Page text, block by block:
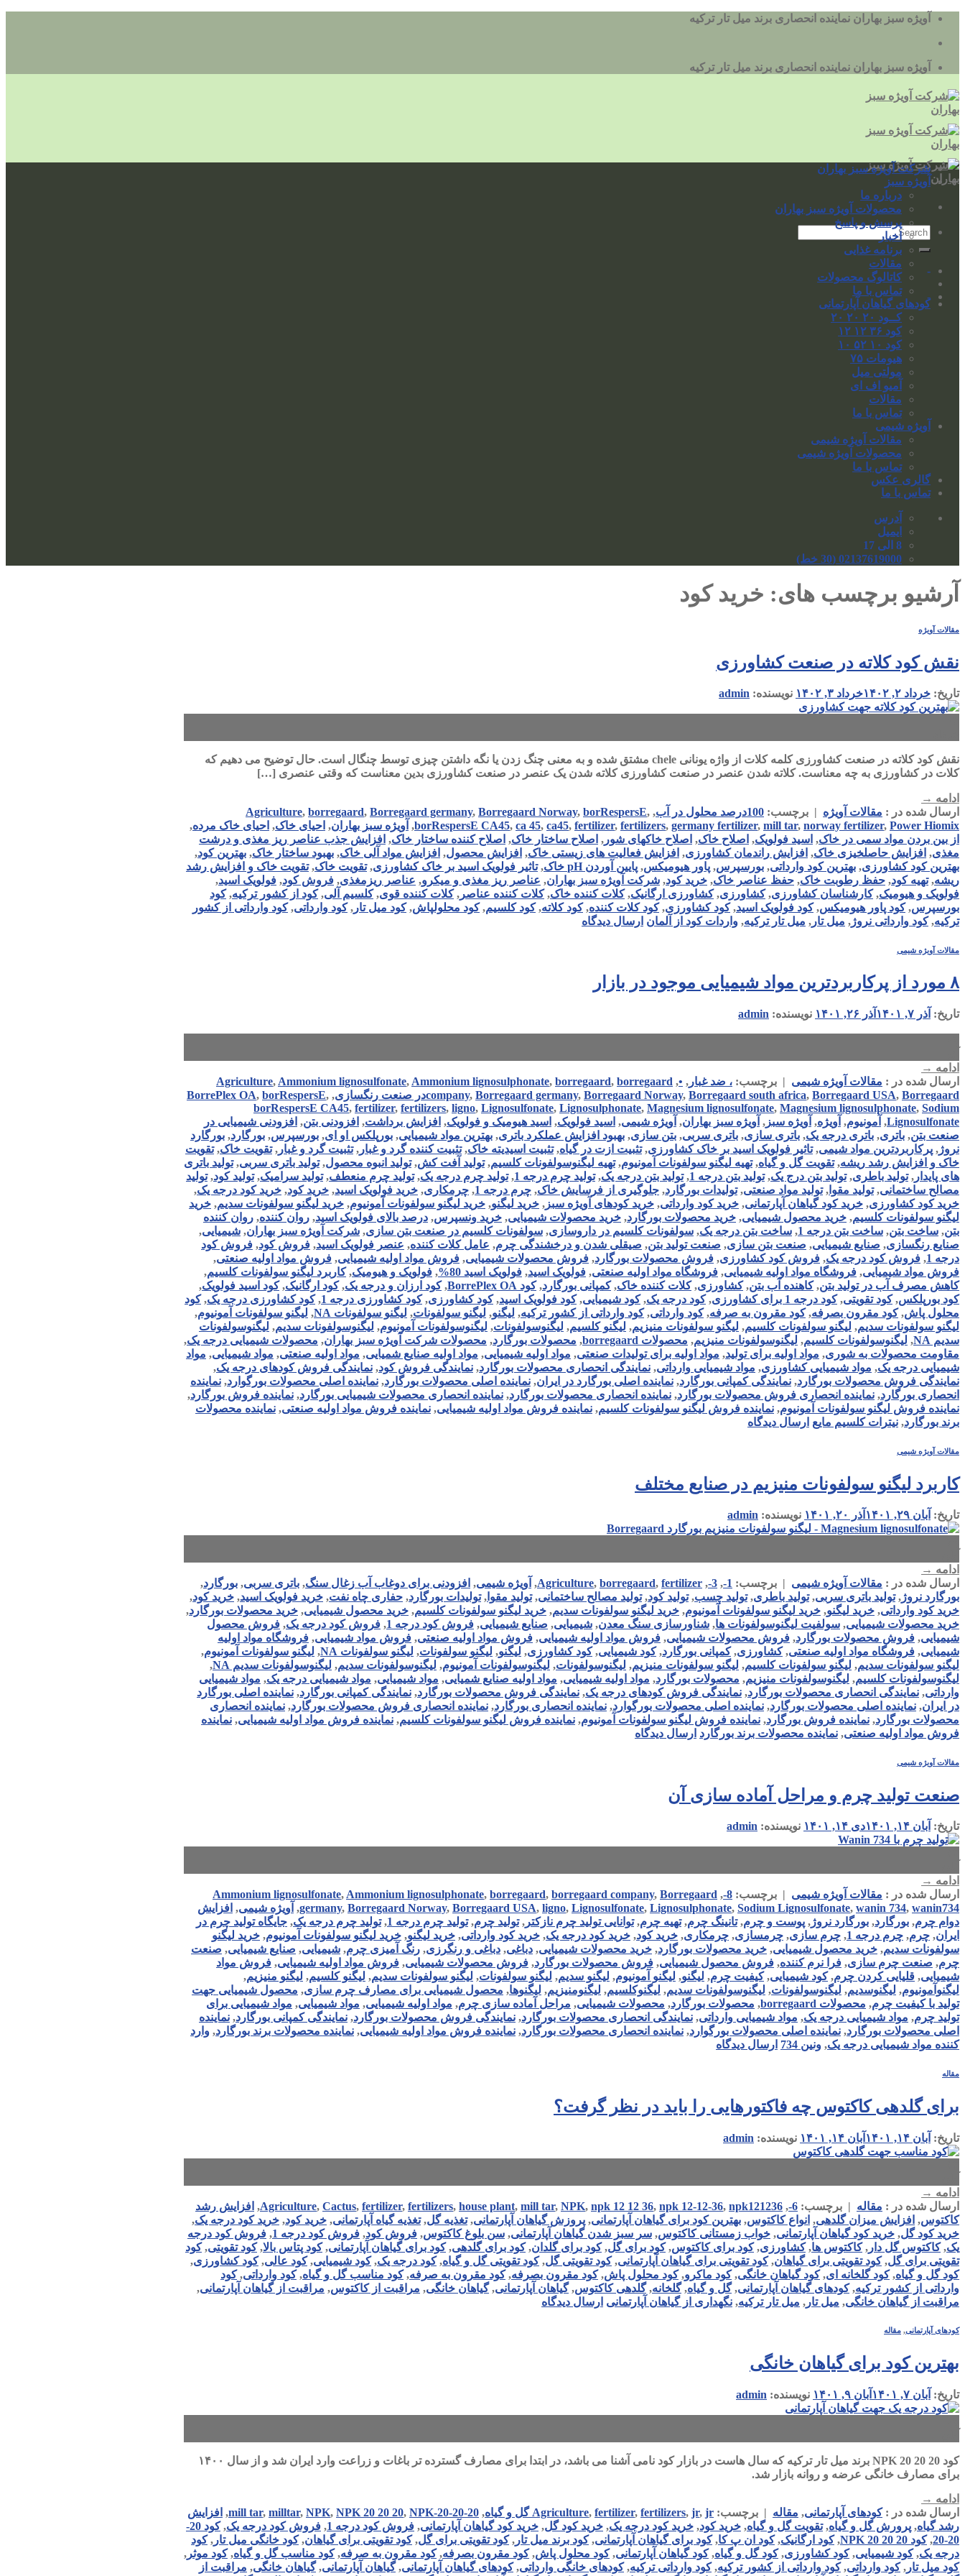
بروید
آویژه سبز بهاران نماینده انحصاری برند میل تار ترکیه
آویژه سبز بهاران نماینده انحصاری برند میل تار ترکیه
-
-
شرکت آویژه سبز بهاران
آویژه سبز
درباره ما
محصولات آویژه سبز بهاران
پرسش و پاسخ
اخبار
برنامه غذایی
مقالات
کاتالوگ محصولات
تماس با ما
کودهای گیاهان آپارتمانی
کــود ۲۰ ۲۰ ۲۰
کود ۳۶ ۱۲ ۱۲
کود ۱۰ ۵۲ ۱۰
هیومات ۷۵
مولتی میل
آمیو اف ای
مقالات
تماس با ما
آویژه شیمی
مقالات آویژه شیمی
محصولات آویژه شیمی
تماس با ما
گالری عکس
تماس با ما
آدرس
ایمیل
8 الی 17
02137619000 (30 خط)
آرشیو برچسب های: خرید کود
مقالات آویژه
نقش کود کلاته در صنعت کشاورزی
تاریخ: خرداد ۲, ۱۴۰۲ خرداد ۳, ۱۴۰۲ نویسنده: admin
نقش کود کلاته در صنعت کشاورزی کلمه کلات از واژه یونانی chele مشتق شده و به معنی چنگ زدن یا نگه داشتن چیزی توسط چنگال است. حال توضیح می دهیم که
کلات در کشاورزی به چه معناست. کلاته شدن عنصر در صنعت کشاورزی کلاته شدن یک عنصر در صنعت کشاورزی بدین معناست که وقتی عنصری […]
ادامه →
ارسال شده در : مقالات آویژه | برچسب: 100درصد محلول در آب ,
Agriculture, borregaard, Borregaard germany, Borregaard Norway, borRespersE,
borRespersE CA45, ca 45, ca45, fertilizer, fertilizers, germany fertilizer, mill tar, norway fertilizer, Power Hiomix
, آویژه سبز بهاران, احیای خاک, احیای خاک مرده,
از بین بردن مواد سمی در خاک, اسید فولویک, اصلاح خاک, اصلاح خاکهای شور , اصلاح ساختار خاک, اصلاح کننده ساختار خاک, افزایش جذب عناصر ریز مغذی و درشت
مغذی, افزایش حاصلخیزی خاک, افزایش راندمان کشاورزی, افزایش فعالیت های زیستی خاک, افزایش محصول, افزایش مواد آلی خاک, بهبود ساختار خاک, بهترین کود,
بهترین کود کشاورزی, بهترین کود وارداتی, بورسپرس, پاور هیومیکس, پایین آوردن pH خاک ,تاثیر فولویک اسید بر خاک کشاورزی,تقویت خاک,تقویت خاک و افزایش رشد
ریشه,تهیه کود, حفظ رطوبت خاک, حفظ عناصر خاک, خرید کود, شرکت آویژه سبز بهاران, عناصر ریز مغذی و میکرو, عناصر ریزمغذی, فروش کود, فولویک اسید,
فولویک و هیومیک,کارشناسان کشاورزی,کشاورزی,کشاورزی ارگانیک,کلات کننده خاک,کلات کننده عناصر ,کلات کننده قوی,کلسیم آلی,کود از کشور ترکیه,کود
بورسپرس,کود پاور هیومیکس,کود فولویک اسید,کود کشاورزی,کود کلات کننده,کود کلاته,کود کلسیم,کود محلولپاش,کود میل تار ,کود وارداتی,کود وارداتی از کشور
ترکیه,کود وارداتی نروژ , میل تار , میل تار ترکیه, واردات کود از آلمان ارسال دیدگاه
مقالات آویژه شیمی
۸ مورد از پرکاربردترین مواد شیمیایی موجود در بازار
تاریخ: آذر ۷, ۱۴۰۱ آذر ۲۶, ۱۴۰۱ نویسنده: admin
ادامه →
ارسال شده در : مقالات آویژه شیمی | برچسب: ، ضد غبار ,
•
,
Agriculture, Ammonium lignosulfonate, Ammonium lignosulphonate, borregaard, borregaard
company, Borregaard germany, Borregaard Norway, Borregaard south africa, Borregaard USA, Borregaardدر صنعت رنگسازی ,
BorrePlex OA, borRespersE,
borRespersE CA45, fertilizer, fertilizers, ligno, Lignosulfonate, Lignosulphonate, Magnesium lignosulfonate, Magnesium lignosulphonate, Sodium
Lignosulfonate
, آمونیوم, آویژه, آویژه سبز , آویژه سبز بهاران, آویژه شیمی, اسید فولویک, اسید هیومیک و فولویک, افزایش برداشت, افزودنی بتن, افزودنی شیمیایی در
صنعت بتن, باتری, باتری درجه یک, باتری سازی, باتری سربی, بتن سازی, بهبود افزایش عملکرد باتری, بهترین مواد شیمیایی, بورپلکس او ای, بورسپرس, بورگارد, بورگارد
نروژ , پرکاربردترین مواد شیمی,تاثیر فولویک اسید بر خاک کشاورزی,تثبیت ازت در گیاه,تثبیت اسیدیته خاک,تثبیت کننده گرد و غبار ,تثبیت گرد و غبار ,تقویت خاک,تقویت
خاک و افزایش رشد ریشه,تقویت گل و گیاه,تهیه لیگنو سولفونات آمونیوم,تهیه لیگنوسولفونات کلسیم,تولید آفت کش,تولید انبوه محصول,تولید باتری سربی,تولید باتری
های پایدار ,تولید باطری,تولید بتن درج یک,تولید بتن درجه 1 ,تولید بتن درجه یک,تولید چرم درجه 1 ,تولید چرم درجه یک,تولید چرم منعطف,تولید سرامیک,تولید کود,تولید
مصالح ساختمانی,تولید مقوا ,تولید مواد صنعتی,تولیدات بورگارد, جلوگیری از فرسایش خاک, چرم درجه 1 , چرمکاری, خرید فولویک اسید, خرید کود, خرید کود درجه یک,
خرید کود کشاورزی, خرید کود گیاهان آپارتمانی, خرید کود وارداتی, خرید کودهای آویژه سبز , خرید لیگنو, خرید لیگنو سولفونات آمونیوم, خرید لیگنو سولفونات سدیم, خرید
لیگنو سولفونات کلسیم, خرید محصول شیمیایی, خرید محصولات بورگارد, خرید محصولات شیمیایی, خرید ونسپرس, درصد بالای فولویک اسید, روان کننده, روان کننده
بتن, ساخت بتن, ساخت بتن درجه 1 , ساخت بتن درجه یک, سولفونات کلسیم در داروسازی, سولفونات کلسیم در صنعت بتن سازی, شرکت آویژه سبز بهاران, شیمیایی,
صنایع رنگسازی, صنایع شیمیایی, صنعت بتن سازی, صنعت تولید بتن, صیقلی شدن و درخشندگی چرم, عامل کلات کننده, عنصر فولویک اسید, فروش کود, فروش کود
درجه 1
, فروش کود درجه یک, فروش کود کشاورزی, فروش محصولات بورگارد, فروش محصولات شیمیایی, فروش مواد اولیه شیمیایی, فروش مواد اولیه صنعتی,
فروش مواد شیمیایی, فروشگاه مواد اولیه شیمیایی, فروشگاه مواد اولیه صنعتی, فولویک اسید, فولویک اسید 80% , فولویک و هیومیک,کاربرد لیگنو سولفونات کلسیم,
کاهش مصرف آب در تولید بتن,کاهنده آب بتن,کشاورزی,کلات کننده خاک,کمپانی بورگارد,کود BorrePlex OA ,کود ارزان و درجه یک,کود ارگانیک,کود اسید فولویک,
کود بورپلکس,کود تقویتی,کود درجه 1 برای کشاورزی ,کود درجه یک,کود شیمیایی,کود فولویک اسید,کود کشاورزی,کود کشاورزی درجه 1 ,کود کشاورزی درجه یک,کود
محلول پاش,کود مقرون بصرفه,کود مقرون به صرفه,کود وارداتی,کود وارداتی از کشور ترکیه, لیگنو, لیگنو سولفونات, لیگنو سولفونات NA , لیگنو سولفونات آمونیوم,
لیگنو سولفونات سدیم, لیگنو سولفونات کلسیم, لیگنو سولفونات منیزیم, لیگنو کلسیم, لیگنوسولفونات, لیگنوسولفونات آمونیوم, لیگنوسولفونات سدیم, لیگنوسولفونات
سدیم NA
, لیگنوسولفونات کلسیم, لیگنوسولفونات منیزیم, محصولات borregaard , محصولات بورگارد, محصولات شرکت آویژه سبز بهاران, محصولات شیمیایی درجه یک,
مقاومت محصولات به شوری, مواد اولیه برای تولید, مواد اولیه برای تولیدات صنعتی, مواد اولیه شیمیایی, مواد اولیه صنایع شمیایی, مواد اولیه صنعتی, مواد شیمیایی, مواد
شیمیایی درجه یک, مواد شیمیایی کشاورزی, مواد شیمیایی وارداتی, نمایندگی انحصاری محصولات بورگارد, نمایندگی فروش کود, نمایندگی فروش کودهای درجه یک,
نمایندگی فروش محصولات بورگارد, نمایندگی کمپانی بورگارد, نماینده اصلی بورگارد در ایران, نماینده اصلی محصولات بورگارد, نماینده اصلی محصولات بورگوارد, نماینده
انحصاری بورگارد, نماینده انحصاری فروش محصولات بورگارد, نماینده انحصاری محصولات بورگارد, نماینده انحصاری محصولات شیمیایی بورگارد, نماینده فروش بورگارد,
نماینده فروش لیگنو سولفونات آمونیوم, نماینده فروش لیگنو سولفونات کلسیم, نماینده فروش مواد اولیه شیمیایی, نماینده فروش مواد اولیه صنعتی, نماینده محصولات
برند بورگارد, نیترات کلسیم مایع ارسال دیدگاه
مقالات آویژه شیمی
کاربرد لیگنو سولفونات منیزیم در صنایع مختلف
تاریخ: آبان ۲۹, ۱۴۰۱ آذر ۲۰, ۱۴۰۱ نویسنده: admin
ادامه →
ارسال شده در : مقالات آویژه شیمی | برچسب: 1-
,
3-
,
Agriculture, borregaard, fertilizer
, آویژه شیمی, افزودنی برای دوغاب آب زغال سنگ, باتری سربی, بورگارد,
بورگارد نروژ ,تولید باتری سربی,تولید باطری,تولید چسب,تولید کود,تولید مصالح ساختمانی,تولید مقوا ,تولیدات بورگارد, حفاری چاه نفت, خرید فولویک اسید, خرید کود,
خرید کود وارداتی, خرید لیگنو, خرید لیگنو سولفونات آمونیوم, خرید لیگنو سولفونات سدیم, خرید لیگنو سولفونات کلسیم, خرید محصول شیمیایی, خرید محصولات بورگارد,
خرید محصولات شیمیایی, سولفیت لیگنوسولفونات ها, شناورسازی سنگ معدن, شیمیایی, صنایع شیمیایی, فروش کود درجه 1 , فروش کود درجه یک, فروش محصول
شیمیایی, فروش محصولات بورگارد, فروش محصولات شیمیایی, فروش مواد اولیه شیمیایی, فروش مواد اولیه صنعتی, فروش مواد شیمیایی, فروشگاه مواد اولیه
شیمیایی, فروشگاه مواد اولیه صنعتی,کشاورزی,کمپانی بورگارد,کود شیمیایی,کود کشاورزی, لیگنو, لیگنو سولفونات, لیگنو سولفونات NA , لیگنو سولفونات آمونیوم,
لیگنو سولفونات سدیم, لیگنو سولفونات کلسیم, لیگنو سولفونات منیزیم, لیگنوسولفونات, لیگنوسولفونات آمونیوم, لیگنوسولفونات سدیم, لیگنوسولفونات سدیم NA
,
لیگنوسولفونات کلسیم, لیگنوسولفونات منیزیم, محصولات بورگارد, مواد اولیه شیمیایی, مواد اولیه صنایع شمیایی, مواد شیمیایی, مواد شیمیایی درجه یک, مواد شیمیایی
وارداتی, نمایندگی انحصاری محصولات بورگارد, نمایندگی فروش کودهای درجه یک, نمایندگی فروش محصولات بورگارد, نمایندگی کمپانی بورگارد, نماینده اصلی بورگارد
در ایران, نماینده اصلی محصولات بورگارد, نماینده اصلی محصولات بورگوارد, نماینده انحصاری بورگارد, نماینده انحصاری فروش محصولات بورگارد, نماینده انحصاری
محصولات بورگارد, نماینده فروش بورگارد, نماینده فروش لیگنو سولفونات آمونیوم, نماینده فروش لیگنو سولفونات کلسیم, نماینده فروش مواد اولیه شیمیایی, نماینده
فروش مواد اولیه صنعتی, نماینده محصولات برند بورگارد ارسال دیدگاه
مقالات آویژه شیمی
صنعت تولید چرم و مراحل آماده سازی آن
تاریخ: آبان ۱۴, ۱۴۰۱ دی ۱۴, ۱۴۰۱ نویسنده: admin
ادامه →
ارسال شده در : مقالات آویژه شیمی برچسب: 8-
,
Ammonium lignosulfonate,Ammonium lignosulphonate, borregaard, borregaard company, Borregaard
germany, Borregaard Norway, Borregaard USA, ligno, Lignosulfonate, Lignosulphonate, Sodium Lignosulfonate, wanin 734, wanin734
, آویژه شیمی, افزایش
دوام چرم, بورگارد, بورگارد نروژ , پوست و چرم,تانینگ چرم,تهیه چرم,توانایی تولید چرم نازکتر ,تولید چرم,تولید چرم درجه 1 ,تولید چرم درجه یک, جایگاه تولید چرم در
ایران, چرم, چرم درجه 1 , چرم سازی, چرمسازی, چرمکاری, خرید کود, خرید کود درجه یک, خرید کود وارداتی, خرید لیگنو, خرید لیگنو سولفونات آمونیوم, خرید لیگنو
سولفونات سدیم, خرید محصول شیمیایی, خرید محصولات بورگارد, خرید محصولات شیمیایی, دباغی, دباغی و رنگرزی, رنگ آمیزی چرم, شیمیایی, صنایع شیمیایی, صنعت
چرم, صنعت چرم سازی, فرا نرم کننده, فروش محصول شیمیایی, فروش محصولات بورگارد, فروش محصولات شیمیایی, فروش مواد اولیه شیمیایی, فروش مواد
شیمیایی, قلیایی کردن چرم, کود شیمیایی, کیفیت چرم, لیگنو, لیگنو آمونیوم, لیگنو سدیم, لیگنو سولفونات, لیگنو سولفونات سدیم, لیگنو کلسیم, لیگنو منیزیم,
لیگنوآمونیوم, لیگنوسدیم, لیگنوسولفونات, لیگنوسولفونات سدیم, لیگنوکلسیم, لیگنومنیزیم, لیگنوها, محصول شیمیایی برای مصارف چرم سازی, محصول شیمیایی جهت
تولید با کیفیت چرم, محصولات borregaard , محصولات بورگارد, محصولات شیمیایی, مراحل آماده سازی چرم, مواد اولیه شیمیایی, مواد شیمیایی, مواد شیمیایی برای
تولید چرم, مواد شیمیایی درجه یک, مواد شیمیایی وارداتی, نمایندگی انحصاری محصولات بورگارد, نمایندگی فروش محصولات بورگارد, نمایندگی کمپانی بورگارد, نماینده
اصلی محصولات بورگارد, نماینده اصلی محصولات بورگوارد, نماینده انحصاری محصولات بورگارد, نماینده فروش مواد اولیه شیمیایی, نماینده محصولات برند بورگارد, وارد
کننده مواد شیمیایی درجه یک, ونین 734 ارسال دیدگاه
مقاله
برای گلدهی کاکتوس چه فاکتورهایی را باید در نظر گرفت؟
تاریخ: آبان ۱۴, ۱۴۰۱ آبان ۱۴, ۱۴۰۱ نویسنده: admin
ادامه →
ارسال شده در : مقاله | برچسب: 6-
,
Agriculture, Cactus, fertilizer, fertilizers, house plant, mill tar, NPK, npk 12 12 36, npk 12-12-36, npk121236
, افزایش رشد
کاکتوس, افزایش میزان گلدهی, انواع کاکتوس, بهترین کود برای گیاهان آپارتمانی, پروزش گیاهان آپارتمانی,تغذیه گل,تغذیه گیاه آپارتمانی, خرید کود, خرید کود درجه یک,
خرید کود گل, خرید کود گیاهان آپارتمانی, خواب زمستانی کاکتوس, سر سبز شدن گیاهان آپارتمانی, سن بلوغ کاکتوس, فروش کود, فروش کود درجه 1 , فروش کود درجه
یک,کاکتوس گل دار ,کاکتوس ها,کشاورزی,کود برای کاکتوس,کود برای گل,کود برای گلدان,کود برای گلدهی,کود برای گیاهان آپارتمانی,کود پتاس بالا,کود تقویتی,کود
تقویتی برای گل,کود تقویتی برای گیاهان,کود تقویتی برای گیاهان آپارتمانی,کود تقویتی گل,کود تقویتی گل و گیاه,کود درجه یک,کود شیمیایی,کود عالی,کود کشاورزی,
کود گل و گیاه,کود گلخانه ای,کود گیاهان خانگی,کود ماکرو,کود محلول پاش,کود مقرون بصرفه,کود مقرون به صرفه,کود مناسب گل و گیاه,کود وارداتی,کود
وارداتی از کشور ترکیه,کودهای گیاهان آپارتمانی,گل و گیاه,گلخانه,گلدهی کاکتوس,گیاهان آپارتمانی,گیاهان خانگی, مراقبت از کاکتوس, مراقبت از گیاهان آپارتمانی,
مراقبت از گیاهان خانگی, میل تار , میل تار ترکیه, نگهداری از گیاهان آپارتمانی ارسال دیدگاه
کودهای آپارتمانی, مقاله
بهترین کود برای گیاهان خانگی
تاریخ: آبان ۷, ۱۴۰۱ آبان ۹, ۱۴۰۱ نویسنده: admin
کود NPK 20 20 20 برند میل تار ترکیه که سال هاست در بازار کود نامی آشنا می باشد، در ابتدا برای مصارف گسترده تر باغات و زراعت وارد ایران شد و از سال ۱۴۰۰
برای مصارف خانگی عرضه و روانه بازار شد.
ادامه →
ارسال شده در :کودهای آپارتمانی, مقاله | برچسب: Agriculture, fertilizer, fertilizers, jr, jr گل و گیاه ,
mill tar, milltar, NPK, NPK 20 20 20, NPK-20-20-20
, افزایش
رشد گیاه, پرورش گل و گیاه,تقویت گل و گیاه, خرید کود, خرید کود درجه یک, خرید کود گل, خرید کود گیاهان آپارتمانی, فروش کود درجه 1 , فروش کود درجه یک,
کود 20-
20-20
,کود NPK 20 20 20 ,کود ارگانیک,کود ان پ کا,کود برای گیاهان آپارتمانی,کود برند میل تار ,کود تقویتی برای گل,کود تقویتی برای گیاهان,کود خانگی میل تار ,کود
درجه یک,کود شیمیایی,کود کشاورزی,کود گل و گیاه,کود گیاهان آپارتمانی,کود محلول پاش,کود مقرون بصرفه,کود مقرون به صرفه,کود مناسب گل و گیاه,کود موثر ,
کود میل تار ,کود وارداتی,کود وارداتی از کشور ترکیه,کود وارداتی ترکیه,کودهای خانگی وارداتی,کودهای گیاهان آپارتمانی,گیاهان آپارتمانی,گیاهان خانگی, مراقبت از